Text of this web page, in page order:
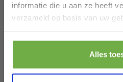
informatie die u aan ze heeft
verzameld op basis van uw
Alles
Laat ons weten
Pak € 5,-